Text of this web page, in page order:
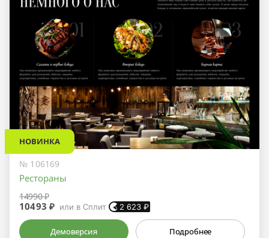
НОВИНКА
№ 106169
Рестораны
14990 ₽
10493 ₽ или в Сплит 2 623 ₽
Демоверсия Подробнее